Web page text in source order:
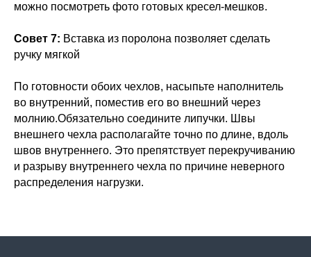
можно посмотреть фото готовых кресел-мешков.
Совет 7: Вставка из поролона позволяет сделать
ручку мягкой
По готовности обоих чехлов, насыпьте наполнитель
во внутренний, поместив его во внешний через
молнию.Обязательно соедините липучки. Швы
внешнего чехла располагайте точно по длине, вдоль
швов внутреннего. Это препятствует перекручиванию
и разрыву внутреннего чехла по причине неверного
распределения нагрузки.